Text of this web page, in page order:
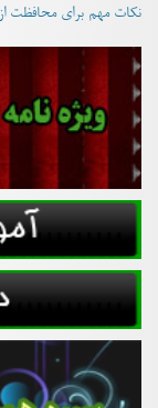
نکات مهم برای محافظت